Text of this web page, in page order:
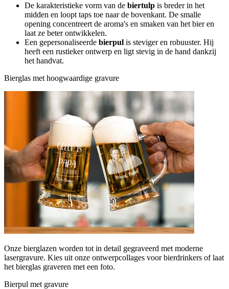
De karakteristieke vorm van de biertulp is breder in het
midden en loopt taps toe naar de bovenkant. De smalle
opening concentreert de aroma's en smaken van het bier en
laat ze beter ontwikkelen.
Een gepersonaliseerde bierpul is steviger en robuuster. Hij
heeft een rustieker ontwerp en ligt stevig in de hand dankzij
het handvat.
Bierglas met hoogwaardige gravure
Onze bierglazen worden tot in detail gegraveerd met moderne
lasergravure. Kies uit onze ontwerpcollages voor bierdrinkers of laat
het bierglas graveren met een foto.
Bierpul met gravure